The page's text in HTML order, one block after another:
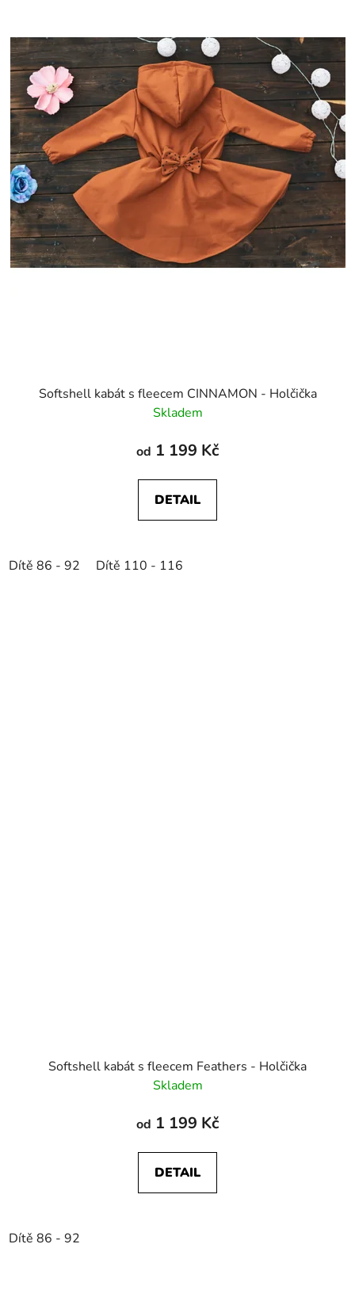
Softshell kabát s fleecem CINNAMON - Holčička
Skladem
od 1 199 Kč
DETAIL
Dítě 86 - 92 Dítě 110 - 116
Softshell kabát s fleecem Feathers - Holčička
Skladem
od 1 199 Kč
DETAIL
Dítě 86 - 92